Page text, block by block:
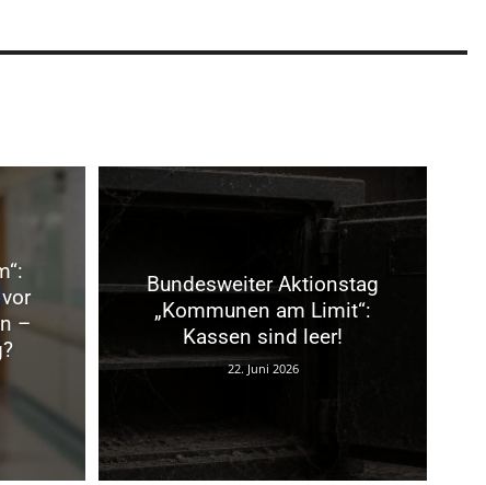
–
Bundesweiter Aktionstag
„Kommunen am Limit“:
Kassen sind leer!
22. Juni 2026